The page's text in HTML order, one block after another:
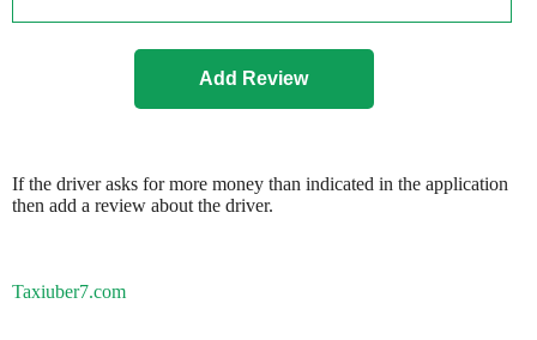
If the driver asks for more money than indicated in the application
then add a review about the driver.
Taxiuber7.com